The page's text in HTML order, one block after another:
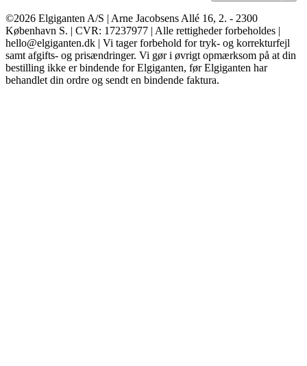
©2026 Elgiganten A/S | Arne Jacobsens Allé 16, 2. - 2300
København S. | CVR: 17237977 | Alle rettigheder forbeholdes |
hello@elgiganten.dk | Vi tager forbehold for tryk- og korrekturfejl
samt afgifts- og prisændringer. Vi gør i øvrigt opmærksom på at din
bestilling ikke er bindende for Elgiganten, før Elgiganten har
behandlet din ordre og sendt en bindende faktura.